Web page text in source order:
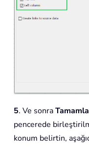
5. Ve sonraTamamla
pencerede
konum belirtin,